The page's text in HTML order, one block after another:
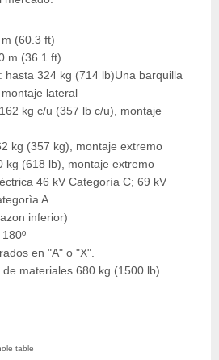
(60.3 ft)
m (36.1 ft)
hasta 324 kg (714 lb)Una barquilla
lateral
kg c/u (357 lb c/u), montaje
kg (357 kg), montaje extremo
kg (618 lb), montaje extremo
46 kV Categorìa C; 69 kV
A.
inferior)
en "A" o "X".
materiales 680 kg (1500 lb)